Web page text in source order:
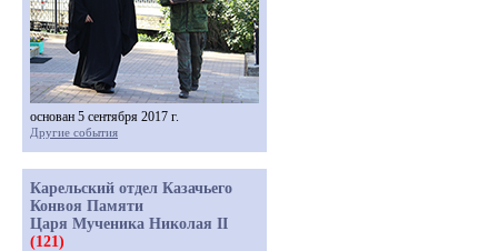
основан 5 сентября 2017 г.
Другие события
Карельский отдел Казачьего
Конвоя Памяти
Царя Мученика Николая II
(121)